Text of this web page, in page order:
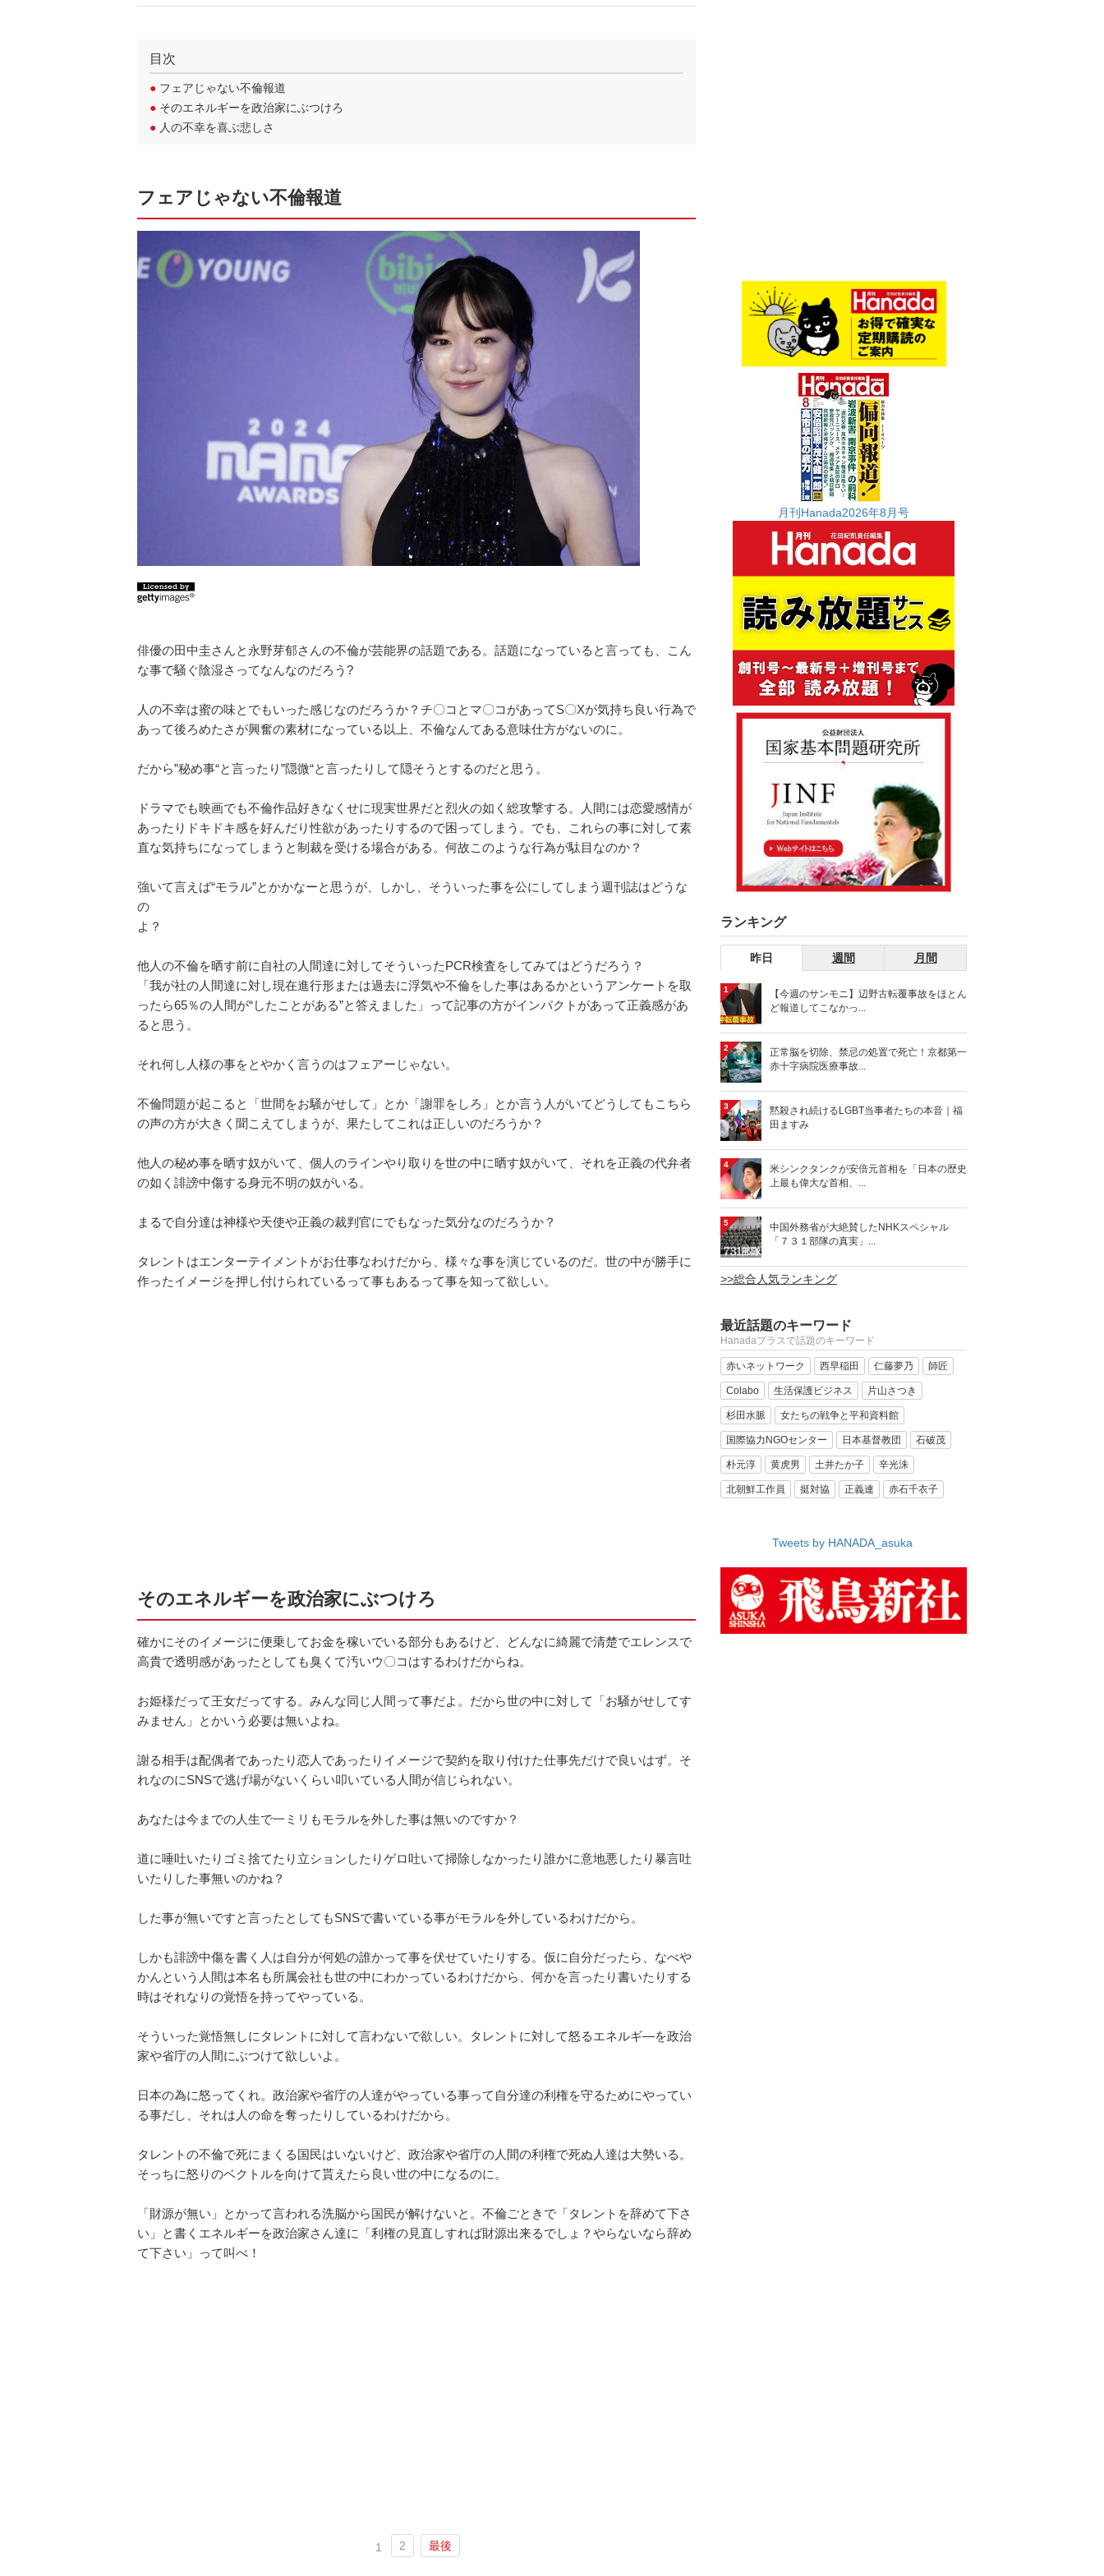
目次
● フェアじゃない不倫報道
● そのエネルギーを政治家にぶつけろ
● 人の不幸を喜ぶ悲しさ
フェアじゃない不倫報道
俳優の田中圭さんと永野芽郁さんの不倫が芸能界の話題である。話題になっていると言っても、こん
な事で騒ぐ陰湿さってなんなのだろう?
人の不幸は蜜の味とでもいった感じなのだろうか？チ〇コとマ〇コがあってS〇Xが気持ち良い行為で
あって後ろめたさが興奮の素材になっている以上、不倫なんてある意味仕方がないのに。
だから”秘め事“と言ったり”隠微“と言ったりして隠そうとするのだと思う。
ドラマでも映画でも不倫作品好きなくせに現実世界だと烈火の如く総攻撃する。人間には恋愛感情が
あったりドキドキ感を好んだり性欲があったりするので困ってしまう。でも、これらの事に対して素
直な気持ちになってしまうと制裁を受ける場合がある。何故このような行為が駄目なのか？
強いて言えば“モラル”とかかなーと思うが、しかし、そういった事を公にしてしまう週刊誌はどうな
の
よ？
他人の不倫を晒す前に自社の人間達に対してそういったPCR検査をしてみてはどうだろう？
「我が社の人間達に対し現在進行形または過去に浮気や不倫をした事はあるかというアンケートを取
ったら65％の人間が“したことがある”と答えました」って記事の方がインパクトがあって正義感があ
ると思う。
それ何し人様の事をとやかく言うのはフェアーじゃない。
不倫問題が起こると「世間をお騒がせして」とか「謝罪をしろ」とか言う人がいてどうしてもこちら
の声の方が大きく聞こえてしまうが、果たしてこれは正しいのだろうか？
他人の秘め事を晒す奴がいて、個人のラインやり取りを世の中に晒す奴がいて、それを正義の代弁者
の如く誹謗中傷する身元不明の奴がいる。
まるで自分達は神様や天使や正義の裁判官にでもなった気分なのだろうか？
タレントはエンターテイメントがお仕事なわけだから、様々な事を演じているのだ。世の中が勝手に
作ったイメージを押し付けられているって事もあるって事を知って欲しい。
そのエネルギーを政治家にぶつけろ
確かにそのイメージに便乗してお金を稼いでいる部分もあるけど、どんなに綺麗で清楚でエレンスで
高貴で透明感があったとしても臭くて汚いウ〇コはするわけだからね。
お姫様だって王女だってする。みんな同じ人間って事だよ。だから世の中に対して「お騒がせしてす
みません」とかいう必要は無いよね。
謝る相手は配偶者であったり恋人であったりイメージで契約を取り付けた仕事先だけで良いはず。そ
れなのにSNSで逃げ場がないくらい叩いている人間が信じられない。
あなたは今までの人生で一ミリもモラルを外した事は無いのですか？
道に唾吐いたりゴミ捨てたり立ションしたりゲロ吐いて掃除しなかったり誰かに意地悪したり暴言吐
いたりした事無いのかね？
した事が無いですと言ったとしてもSNSで書いている事がモラルを外しているわけだから。
しかも誹謗中傷を書く人は自分が何処の誰かって事を伏せていたりする。仮に自分だったら、なべや
かんという人間は本名も所属会社も世の中にわかっているわけだから、何かを言ったり書いたりする
時はそれなりの覚悟を持ってやっている。
そういった覚悟無しにタレントに対して言わないで欲しい。タレントに対して怒るエネルギ―を政治
家や省庁の人間にぶつけて欲しいよ。
日本の為に怒ってくれ。政治家や省庁の人達がやっている事って自分達の利権を守るためにやってい
る事だし、それは人の命を奪ったりしているわけだから。
タレントの不倫で死にまくる国民はいないけど、政治家や省庁の人間の利権で死ぬ人達は大勢いる。
そっちに怒りのベクトルを向けて貰えたら良い世の中になるのに。
「財源が無い」とかって言われる洗脳から国民が解けないと。不倫ごときで「タレントを辞めて下さ
い」と書くエネルギーを政治家さん達に「利権の見直しすれば財源出来るでしょ？やらないなら辞め
て下さい」って叫べ！
1 2 最後
月刊Hanada2026年8月号
ランキング
昨日 週間 月間
1
【今週のサンモニ】辺野古転覆事故をほとん
ど報道してこなかっ...
2
正常脳を切除、禁忌の処置で死亡！京都第一
赤十字病院医療事故...
3
黙殺され続けるLGBT当事者たちの本音｜福
田ますみ
4
米シンクタンクが安倍元首相を「日本の歴史
上最も偉大な首相、...
5
中国外務省が大絶賛したNHKスペシャル
「７３１部隊の真実」...
>>総合人気ランキング
最近話題のキーワード
Hanadaプラスで話題のキーワード
赤いネットワーク 西早稲田 仁藤夢乃 師匠
Colabo 生活保護ビジネス 片山さつき
杉田水脈 女たちの戦争と平和資料館
国際協力NGOセンター 日本基督教団 石破茂
朴元淳 黄虎男 土井たか子 辛光洙
北朝鮮工作員 挺対協 正義連 赤石千衣子
Tweets by HANADA_asuka